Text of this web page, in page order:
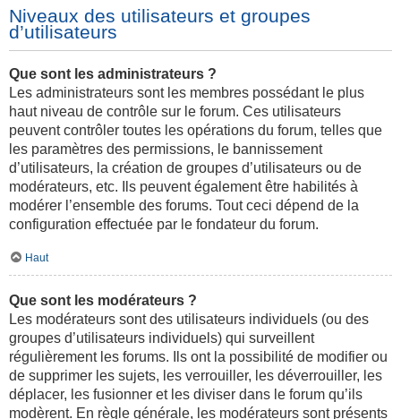
Niveaux des utilisateurs et groupes
d’utilisateurs
Que sont les administrateurs ?
Les administrateurs sont les membres possédant le plus
haut niveau de contrôle sur le forum. Ces utilisateurs
peuvent contrôler toutes les opérations du forum, telles que
les paramètres des permissions, le bannissement
d’utilisateurs, la création de groupes d’utilisateurs ou de
modérateurs, etc. Ils peuvent également être habilités à
modérer l’ensemble des forums. Tout ceci dépend de la
configuration effectuée par le fondateur du forum.
Haut
Que sont les modérateurs ?
Les modérateurs sont des utilisateurs individuels (ou des
groupes d’utilisateurs individuels) qui surveillent
régulièrement les forums. Ils ont la possibilité de modifier ou
de supprimer les sujets, les verrouiller, les déverrouiller, les
déplacer, les fusionner et les diviser dans le forum qu’ils
modèrent. En règle générale, les modérateurs sont présents